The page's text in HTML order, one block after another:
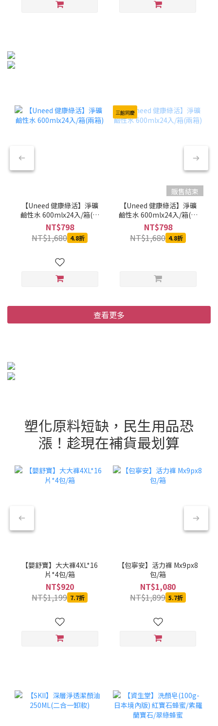
【Uneed 健康綠活】淨礦
鹼性水 600mlx24入/箱(兩
箱)
NT$798
NT$1,680 4.8折
三館同慶
販售結束
【Uneed 健康綠活】淨礦
鹼性水 600mlx24入/箱(兩
箱)
NT$798
NT$1,680 4.8折
查看更多
塑化原料短缺，民生用品恐
漲！趁現在補貨最划算
【嬰舒寶】大大褲4XL*16
片*4包/箱
NT$920
NT$1,199 7.7折
【包寧安】活力褲 Mx9px8
包/箱
NT$1,080
NT$1,899 5.7折